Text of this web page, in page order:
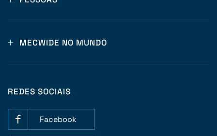
MECWIDE NO MUNDO
REDES SOCIAIS
Facebook